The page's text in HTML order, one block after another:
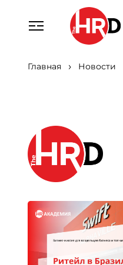
Главная Новости